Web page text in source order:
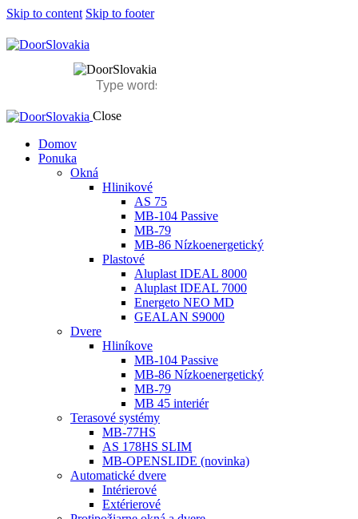
Skip to content Skip to footer
Close
Domov
Ponuka
Okná
Hlinikové
AS 75
MB-104 Passive
MB-79
MB-86 Nízkoenergetický
Plastové
Aluplast IDEAL 8000
Aluplast IDEAL 7000
Energeto NEO MD
GEALAN S9000
Dvere
Hliníkove
MB-104 Passive
MB-86 Nízkoenergetický
MB-79
MB 45 interiér
Terasové systémy
MB-77HS
AS 178HS SLIM
MB-OPENSLIDE (novinka)
Automatické dvere
Intérierové
Extérierové